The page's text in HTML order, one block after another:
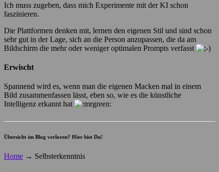
Ich muss zugeben, dass mich Experimente mit der KI schon
faszinieren.
Die Plattformen denken mit, lernen den eigenen Stil und sind schon
sehr gut in der Lage, sich an die Person anzupassen, die da am
Bildschirm die mehr oder weniger optimalen Prompts verfasst
Erwischt
Spannend wird es, wenn man die eigenen Macken mal in einem
Bild zusammenfassen lässt, eben so, wie es die künstliche
Intelligenz erkannt hat
Übersicht im Blog verloren? Hier bist Du!
Home → Selbsterkenntnis